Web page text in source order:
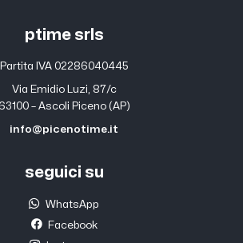
ptime srls
Partita IVA 02286040445
Via Emidio Luzi, 87/c
– Ascoli Piceno (AP)
info@picenotime.it
seguici su
WhatsApp
Facebook